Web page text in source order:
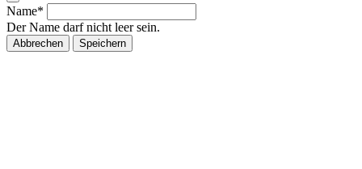
Name*
Der Name darf nicht leer sein.
Abbrechen Speichern